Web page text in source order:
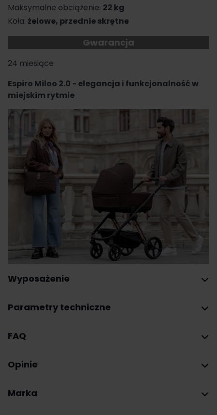
Maksymalne obciążenie: 22 kg
Koła: żelowe, przednie skrętne
Gwarancja
24 miesiące
Espiro Miloo 2.0 - elegancja i funkcjonalność w
miejskim rytmie
Wyposażenie
Parametry techniczne
FAQ
Opinie
Marka